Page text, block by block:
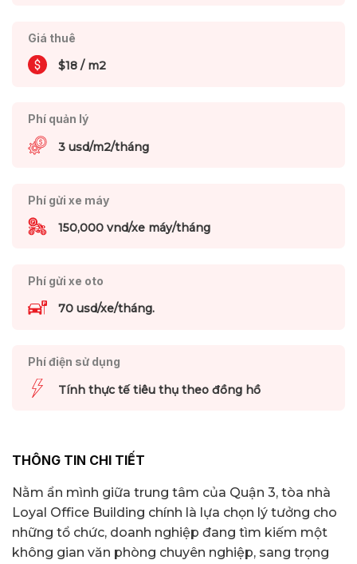
Giá thuê
$18 / m2
Phí quản lý
3 usd/m2/tháng
Phí gửi xe máy
150,000 vnd/xe máy/tháng
Phí gửi xe oto
70 usd/xe/tháng.
Phí điện sử dụng
Tính thực tế tiêu thụ theo đồng hồ
THÔNG TIN CHI TIẾT
Nằm ẩn mình giữa trung tâm của Quận 3, tòa nhà
Loyal Office Building chính là lựa chọn lý tưởng cho
những tổ chức, doanh nghiệp đang tìm kiếm một
không gian văn phòng chuyên nghiệp, sang trọng